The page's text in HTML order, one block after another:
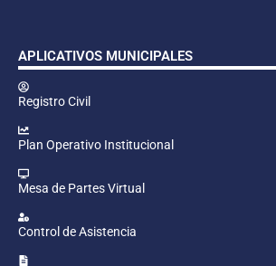
APLICATIVOS MUNICIPALES
Registro Civil
Plan Operativo Institucional
Mesa de Partes Virtual
Control de Asistencia